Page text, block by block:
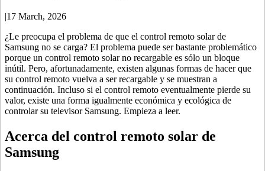
|17 March, 2026
¿Le preocupa el problema de que el control remoto solar de
Samsung no se carga? El problema puede ser bastante problemático
porque un control remoto solar no recargable es sólo un bloque
inútil. Pero, afortunadamente, existen algunas formas de hacer que
su control remoto vuelva a ser recargable y se muestran a
continuación. Incluso si el control remoto eventualmente pierde su
valor, existe una forma igualmente económica y ecológica de
controlar su televisor Samsung. Empieza a leer.
Acerca del control remoto solar de
Samsung